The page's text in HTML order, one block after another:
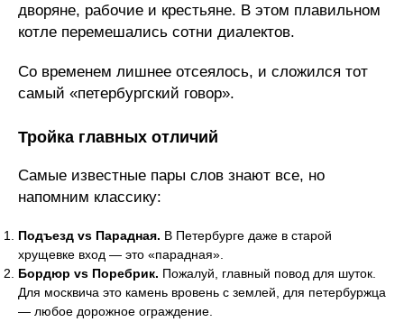
дворяне, рабочие и крестьяне. В этом плавильном
котле перемешались сотни диалектов.
Со временем лишнее отсеялось, и сложился тот
самый «петербургский говор».
Тройка главных отличий
Самые известные пары слов знают все, но
напомним классику:
Подъезд vs Парадная. В Петербурге даже в старой
хрущевке вход — это «парадная».
Бордюр vs Поребрик. Пожалуй, главный повод для шуток.
Для москвича это камень вровень с землей, для петербуржца
— любое дорожное ограждение.